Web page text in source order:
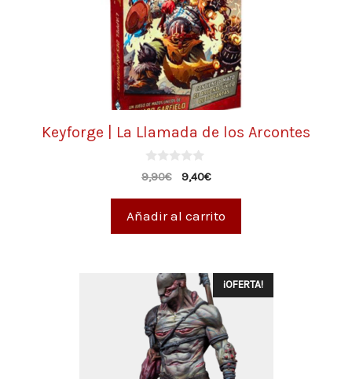
Keyforge | La Llamada de los Arcontes
0
d
9,90€ 9,40€
Añadir al carrito
¡OFERTA!